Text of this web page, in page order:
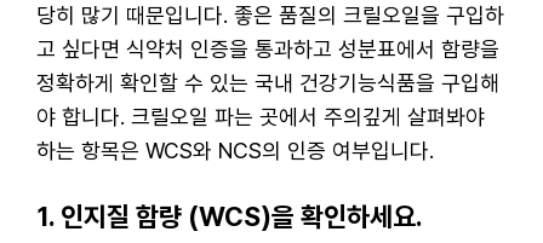
당히 많기 때문입니다. 좋은 품질의 크릴오일을 구입하
고 싶다면 식약처 인증을 통과하고 성분표에서 함량을
정확하게 확인할 수 있는 국내 건강기능식품을 구입해
야 합니다. 크릴오일 파는 곳에서 주의깊게 살펴봐야
하는 항목은 WCS와 NCS의 인증 여부입니다.
1. 인지질 함량 (WCS)을 확인하세요.